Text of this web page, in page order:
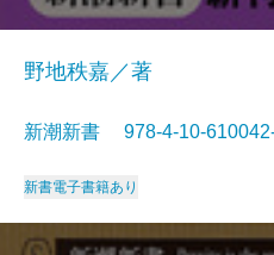
野地秩嘉／著
新潮新書 978-4-10-
新書電子書籍あり